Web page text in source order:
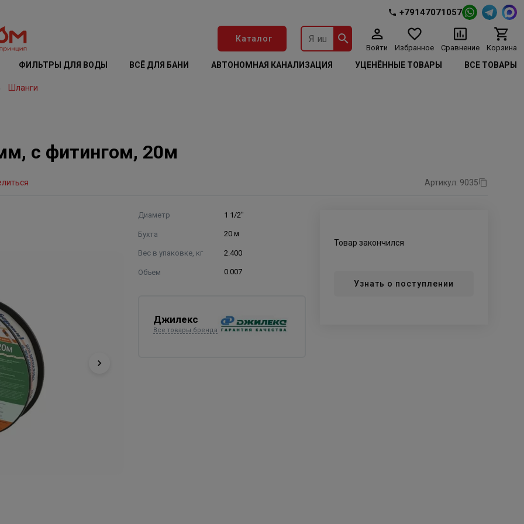
+79147071057
Каталог
Войти Избранное Сравнение Корзина
ФИЛЬТРЫ ДЛЯ ВОДЫ ВСЁ ДЛЯ БАНИ АВТОНОМНАЯ КАНАЛИЗАЦИЯ УЦЕНЁННЫЕ ТОВАРЫ ВСЕ ТОВАРЫ
Шланги
с фитингом, 20м
Артикул: 9035
Диаметр 1 1/2"
Бухта 20 м
Вес в упаковке, кг 2.400
Объем 0.007
Джилекс
Все товары бренда
Товар закончился
Узнать о поступлении